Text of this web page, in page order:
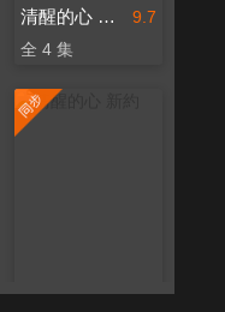
9.7
清醒的心 新約
全 4 集